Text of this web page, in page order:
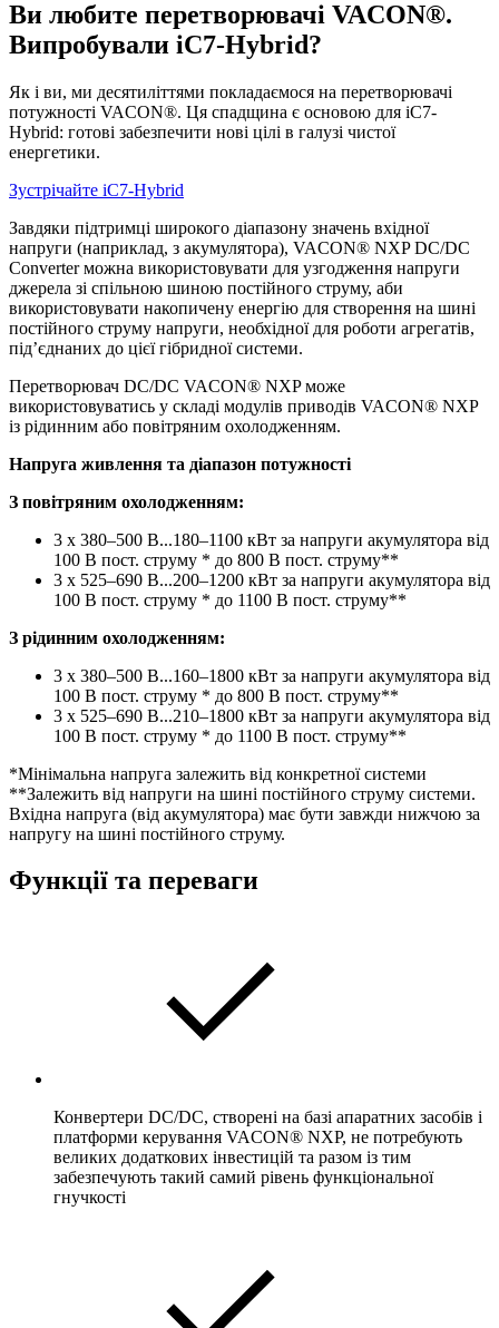
Ви любите перетворювачі VACON®.
Випробували iC7-Hybrid?
Як і ви, ми десятиліттями покладаємося на перетворювачі
потужності VACON®. Ця спадщина є основою для iC7-
Hybrid: готові забезпечити нові цілі в галузі чистої
енергетики.
Зустрічайте iC7-Hybrid
Завдяки підтримці широкого діапазону значень вхідної
напруги (наприклад, з акумулятора), VACON® NXP DC/DC
Converter можна використовувати для узгодження напруги
джерела зі спільною шиною постійного струму, аби
використовувати накопичену енергію для створення на шині
постійного струму напруги, необхідної для роботи агрегатів,
під’єднаних до цієї гібридної системи.
Перетворювач DC/DC VACON® NXP може
використовуватись у складі модулів приводів VACON® NXP
із рідинним або повітряним охолодженням.
Напруга живлення та діапазон потужності
З повітряним охолодженням:
3 x 380–500 В...180–1100 кВт за напруги акумулятора від
100 В пост. струму * до 800 В пост. струму**
3 x 525–690 В...200–1200 кВт за напруги акумулятора від
100 В пост. струму * до 1100 В пост. струму**
З рідинним охолодженням:
3 x 380–500 В...160–1800 кВт за напруги акумулятора від
100 В пост. струму * до 800 В пост. струму**
3 x 525–690 В...210–1800 кВт за напруги акумулятора від
100 В пост. струму * до 1100 В пост. струму**
*Мінімальна напруга залежить від конкретної системи
**Залежить від напруги на шині постійного струму системи.
Вхідна напруга (від акумулятора) має бути завжди нижчою за
напругу на шині постійного струму.
Функції та переваги
Конвертери DC/DC, створені на базі апаратних засобів і
платформи керування VACON® NXP, не потребують
великих додаткових інвестицій та разом із тим
забезпечують такий самий рівень функціональної
гнучкості